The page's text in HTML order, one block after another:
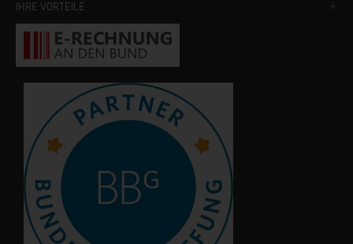
IHRE VORTEILE